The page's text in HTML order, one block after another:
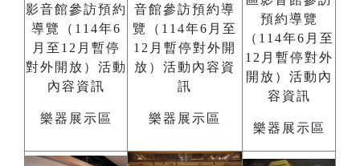
樂器展示區 樂器展示區
樂器展示區